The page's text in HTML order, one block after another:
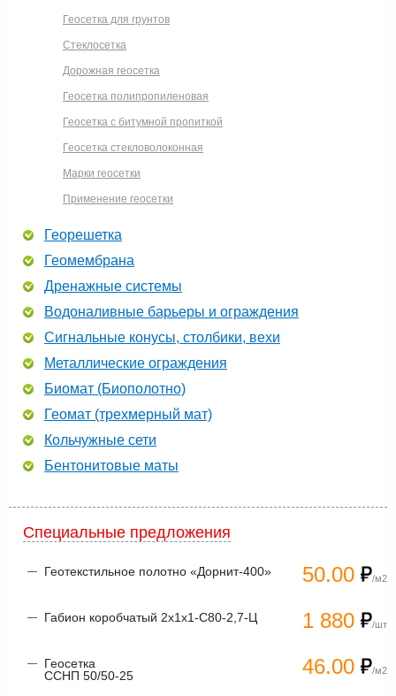
Геосетка для грунтов
Стеклосетка
Дорожная геосетка
Геосетка полипропиленовая
Геосетка с битумной пропиткой
Геосетка стекловолоконная
Марки геосетки
Применение геосетки
Георешетка
Геомембрана
Дренажные системы
Водоналивные барьеры и ограждения
Сигнальные конусы, столбики, вехи
Металлические ограждения
Биомат (Биополотно)
Геомат (трехмерный мат)
Кольчужные сети
Бентонитовые маты
Специальные предложения
50.00 /м2
Геотекстильное полотно «Дорнит-400»
1 880 /шт
Габион коробчатый 2х1х1-С80-2,7-Ц
46.00 /м2
Геосетка
ССНП 50/50-25